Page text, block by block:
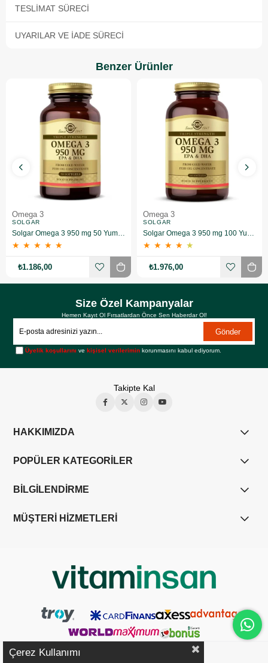
TESLIMAT SÜRECI
UYARILAR VE İADE SÜRECI
Benzer Ürünler
Omega 3
SOLGAR
Solgar Omega 3 950 mg 50 Yumuşak Jelatinli Kapsül
★ ★ ★ ★ ★
₺1.186,00
Omega 3
SOLGAR
Solgar Omega 3 950 mg 100 Yumuşak Jelatinli Kapsül
★ ★ ★ ★ ★
₺1.976,00
Size Özel Kampanyalar
Hemen Kayıt Ol Fırsatlardan Önce Sen Haberdar Ol!
Gönder
Üyelik koşullarını vekişisel verilerimin korunmasını kabul ediyorum.
Takipte Kal
HAKKIMIZDA
POPÜLER KATEGORİLER
BİLGİLENDİRME
MÜŞTERİ HİZMETLERİ
Çerez Kullanımı